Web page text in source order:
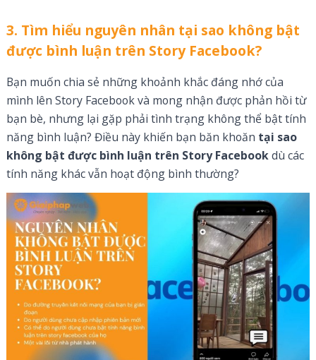
3. Tìm hiểu nguyên nhân tại sao không bật
được bình luận trên Story Facebook?
Bạn muốn chia sẻ những khoảnh khắc đáng nhớ của
mình lên Story Facebook và mong nhận được phản hồi từ
bạn bè, nhưng lại gặp phải tình trạng không thể bật tính
năng bình luận? Điều này khiến bạn băn khoăn tại sao
không bật được bình luận trên Story Facebookdù các
tính năng khác vẫn hoạt động bình thường?